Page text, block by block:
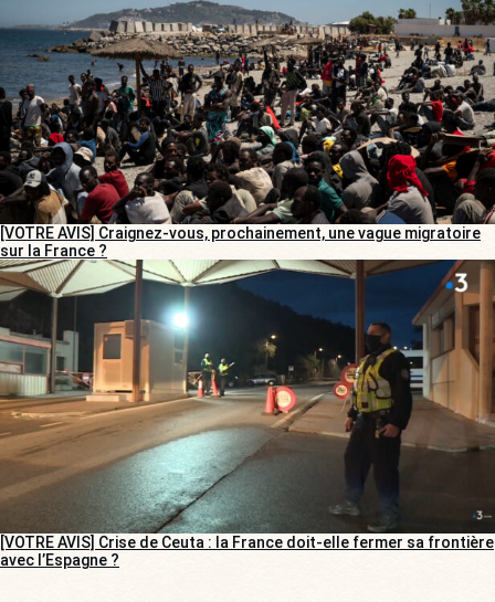
[VOTRE AVIS] Craignez-vous, prochainement, une vague migratoire
sur la France ?
[VOTRE AVIS] Crise de Ceuta : la France doit-elle fermer sa frontière
avec l’Espagne ?